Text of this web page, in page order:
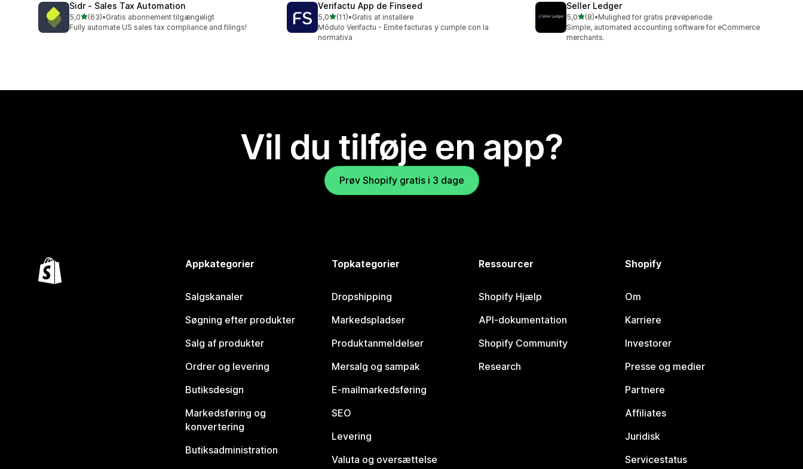
Sidr ‑ Sales Tax Automation
5,0ud af 5 stjerner
(63)
63 anmeldelser i alt
•Gratis abonnement tilgængeligt
Fully automate US sales tax compliance and filings!
Verifactu App de Finseed
5,0ud af 5 stjerner
(11)
11 anmeldelser i alt
•Gratis at installere
Módulo Verifactu - Emite facturas y cumple con la
normativa
Seller Ledger
5,0ud af 5 stjerner
(8)
8 anmeldelser i alt
•Mulighed for gratis prøveperiode
Simple, automated accounting software for eCommerce
merchants.
Vil du tilføje en app?
Prøv Shopify gratis i 3 dage
Appkategorier
Salgskanaler
Søgning efter produkter
Salg af produkter
Ordrer og levering
Butiksdesign
Markedsføring og
konvertering
Butiksadministration
Topkategorier
Dropshipping
Markedspladser
Produktanmeldelser
Mersalg og sampak
E-mailmarkedsføring
SEO
Levering
Valuta og oversættelse
Ressourcer
Shopify Hjælp
API-dokumentation
Shopify Community
Research
Shopify
Om
Karriere
Investorer
Presse og medier
Partnere
Affiliates
Juridisk
Servicestatus